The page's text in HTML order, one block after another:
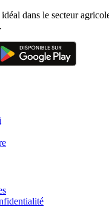
dans le secteur